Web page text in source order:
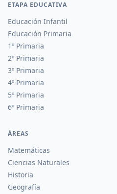
ETAPA EDUCATIVA
Educación Infantil
Educación Primaria
1º Primaria
2º Primaria
3º Primaria
4º Primaria
5º Primaria
6º Primaria
ÁREAS
Matemáticas
Ciencias Naturales
Historia
Geografía